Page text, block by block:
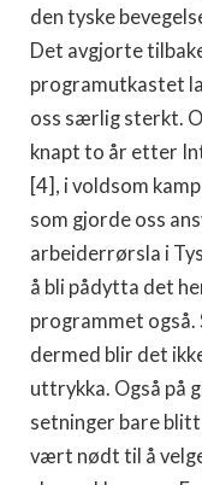
den tyske
Det avgjorte
programutkastet
oss særlig sterkt.
knapt to år etter
[4], i voldsom
som gjorde oss
arbeiderrørsla i
å bli pådytta det
programmet også.
dermed blir det
uttrykka. Også på
setninger bare
vært nødt til å